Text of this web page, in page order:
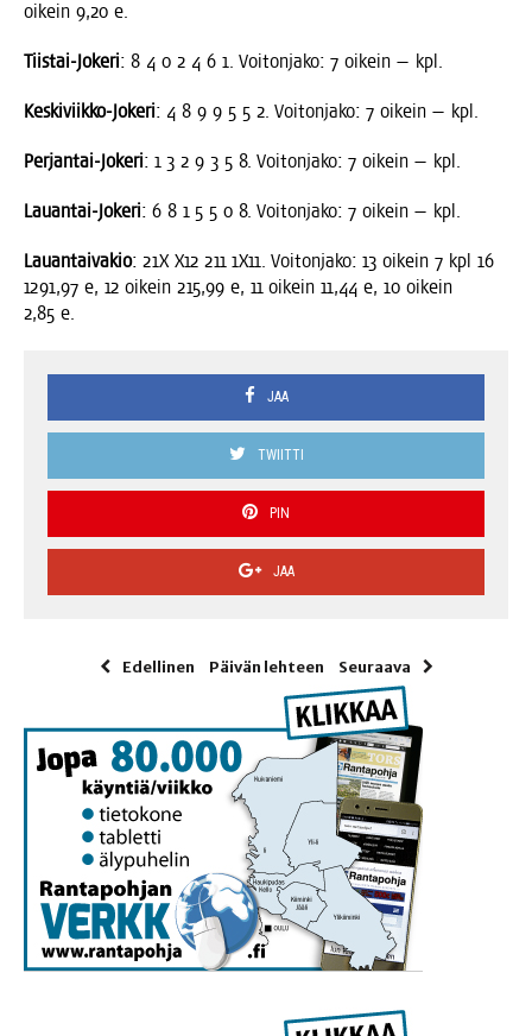
oikein 9,20 e.
Tiis­tai-Joke­ri: 8 4 0 2 4 6 1. Voi­ton­ja­ko: 7 oikein — kpl.
Kes­ki­viik­ko-Joke­ri: 4 8 9 9 5 5 2. Voi­ton­ja­ko: 7 oikein — kpl.
Per­jan­tai-Joke­ri: 1 3 2 9 3 5 8. Voi­ton­ja­ko: 7 oikein — kpl.
Lau­an­tai-Joke­ri: 6 8 1 5 5 0 8. Voi­ton­ja­ko: 7 oikein — kpl.
Lau­an­tai­va­kio: 21X X12 211 1X11. Voi­ton­ja­ko: 13 oikein 7 kpl 16
1291,97 e, 12 oikein 215,99 e, 11 oikein 11,44 e, 10 oikein
2,85 e.
JAA
TWIITTI
PIN
JAA
Edellinen Päivän lehteen Seuraava